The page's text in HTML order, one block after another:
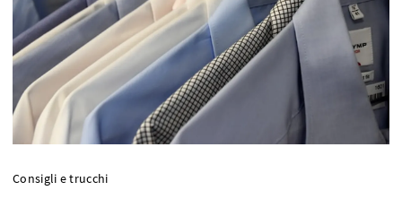
Consigli e trucchi